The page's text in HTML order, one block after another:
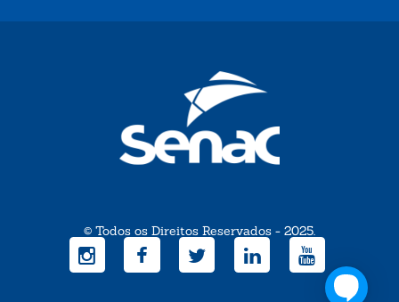
© Todos os Direitos Reservados - 2025.